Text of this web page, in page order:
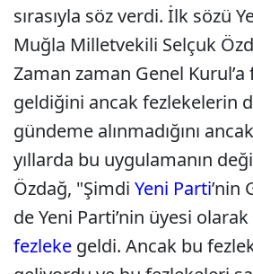
sırasıyla söz verdi. İlk sözü
Muğla Milletvekili Selçuk
Zaman zaman Genel
geldiğini ancak fezlekelerin
gündeme alınmadığını
yıllarda bu uygulamanın
Özdağ, "Şimdi Yeni Parti’nin
de Yeni Parti’nin üyesi
fezleke geldi. Ancak bu